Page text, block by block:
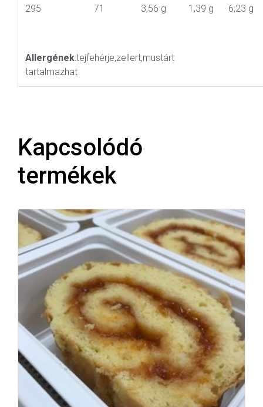
295 71 3,56 g 1,39 g 6,23 g
Allergének:tejfehérje,zellert,mustárt
tartalmazhat
Kapcsolódó
termékek